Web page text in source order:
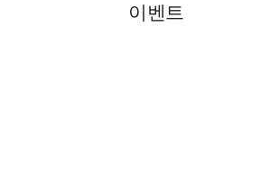
이벤트